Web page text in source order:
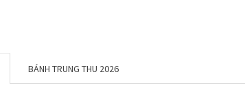
BÁNH TRUNG THU 2026